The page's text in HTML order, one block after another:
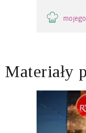
Materiały